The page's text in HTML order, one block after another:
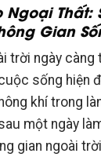
Thất:
Gian
trời ngày càng
sống hiện
khí trong
một ngày
gian ngoài